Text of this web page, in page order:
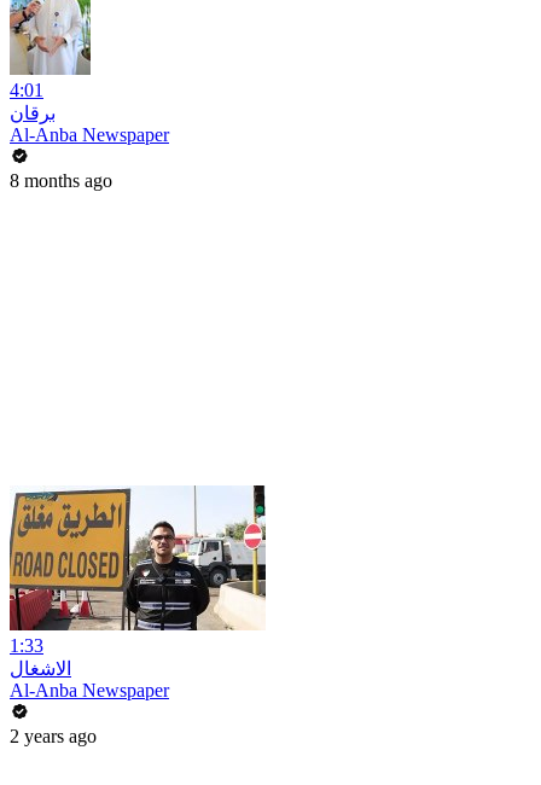
4:01
برقان
Al-Anba Newspaper
8 months ago
1:33
الاشغال
Al-Anba Newspaper
2 years ago